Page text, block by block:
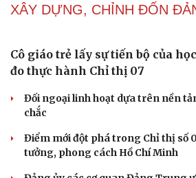
chứng minh qua những số liệu
Thực tiễn vận hành chính quyền ba
điệu xuyên tạc
Thủ đoạn xuyên tạc mới trên
Tự cảnh giác trước tâm lý đám
hội